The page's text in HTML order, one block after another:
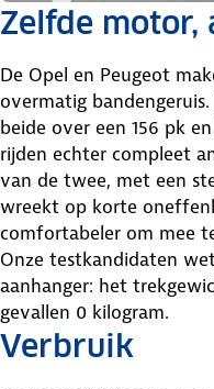
Zelfde
De Opel en Peugeot
overmatig
beide over een 156 pk
rijden echter compleet
van de twee, met een
wreekt op korte
comfortabeler om mee
Onze testkandidaten
aanhanger: het
gevallen 0 kilogram.
Verbruik